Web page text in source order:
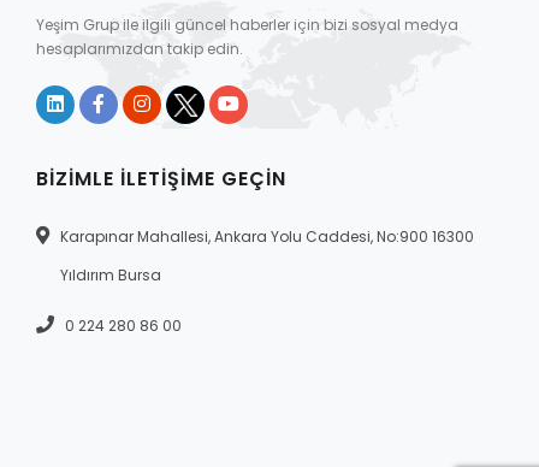
Yeşim Grup ile ilgili güncel haberler için bizi sosyal medya
hesaplarımızdan takip edin.
BIZIMLE İLETIŞIME GEÇIN
Karapınar Mahallesi, Ankara Yolu Caddesi, No:900 16300
Yıldırım Bursa
0 224 280 86 00